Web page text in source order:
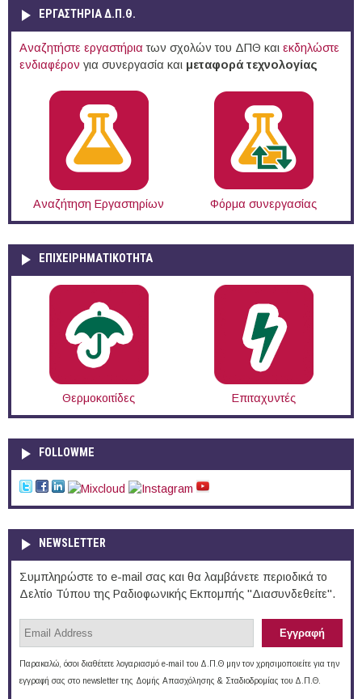
ΕΡΓΑΣΤΗΡΙΑ Δ.Π.Θ.
Αναζητήστε εργαστήρια των σχολών του ΔΠΘ και εκδηλώστε
ενδιαφέρον για συνεργασία και μεταφορά τεχνολογίας
Αναζήτηση Εργαστηρίων Φόρμα συνεργασίας
ΕΠΙΧΕΙΡΗΜΑΤΙΚΟΤΗΤΑ
Θερμοκοιτίδες Επιταχυντές
FOLLOWME
NEWSLETTER
Συμπληρώστε το e-mail σας και θα λαμβάνετε περιοδικά το
Δελτίο Τύπου της Ραδιοφωνικής Εκπομπής "Διασυνδεθείτε".
Παρακαλώ, όσοι διαθέτετε λογαριασμό e-mail του Δ.Π.Θ μην τον χρησιμοποιείτε για την
εγγραφή σας στο newsletter της Δομής Απασχόλησης & Σταδιοδρομίας του Δ.Π.Θ.